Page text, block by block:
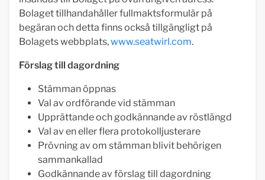
Bolaget tillhandahåller fullmaktsformulär på
begäran och detta finns också tillgängligt på
Bolagets webbplats,www.seatwirl.com.
Förslag till dagordning
Stämman öppnas
Val av ordförande vid stämman
Upprättande och godkännande av röstlängd
Val av en eller flera protokolljusterare
Prövning av om stämman blivit behörigen
sammankallad
Godkännande av förslag till dagordning